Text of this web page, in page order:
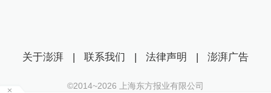
关于澎湃 | 联系我们 | 法律声明 | 澎湃广告
©2014~2026 上海东方报业有限公司